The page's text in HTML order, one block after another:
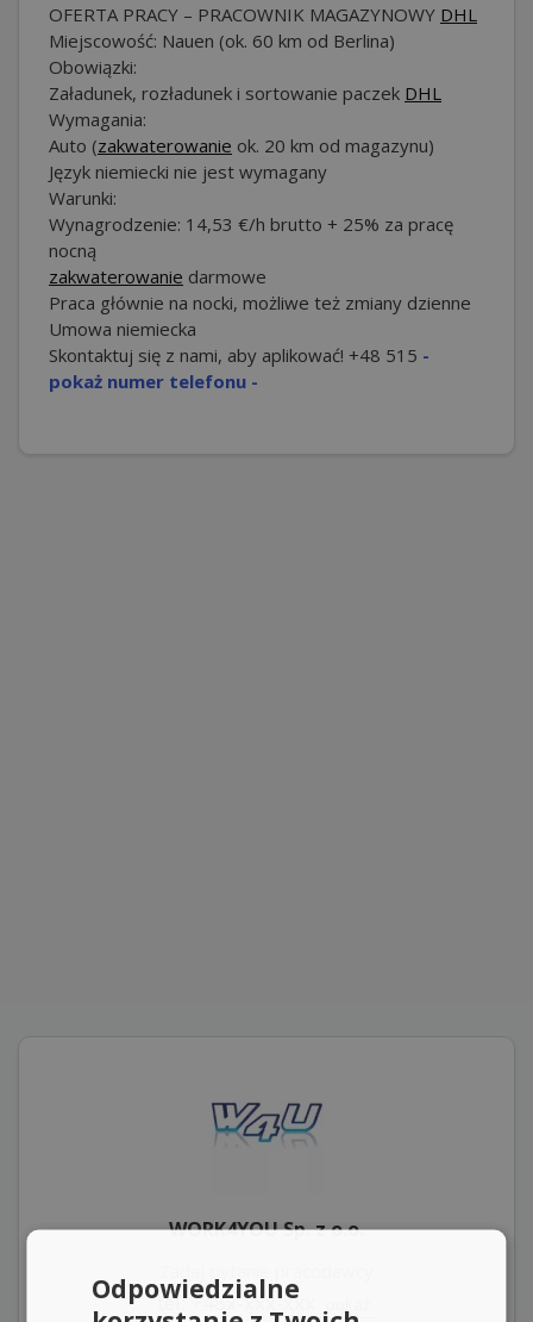
OFERTA PRACY – PRACOWNIK MAGAZYNOWY DHL
Miejscowość: Nauen (ok. 60 km od Berlina)
Obowiązki:
Załadunek, rozładunek i sortowanie paczek DHL
Wymagania:
Auto (zakwaterowanie ok. 20 km od magazynu)
Język niemiecki nie jest wymagany
Warunki:
Wynagrodzenie: 14,53 €/h brutto + 25% za pracę
nocną
zakwaterowanie darmowe
Praca głównie na nocki, możliwe też zmiany dzienne
Umowa niemiecka
Skontaktuj się z nami, aby aplikować! +48 515 -
pokaż numer telefonu -
WORK4YOU Sp. z o.o.
tel: +48x-xxx-xxx
Odpowiedzialne